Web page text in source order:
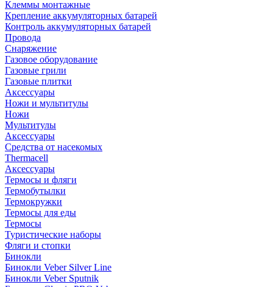
Клеммы монтажные
Крепление аккумуляторных батарей
Контроль аккумуляторных батарей
Провода
Снаряжение
Газовое оборудование
Газовые грили
Газовые плитки
Аксессуары
Ножи и мультитулы
Ножи
Мультитулы
Аксессуары
Средства от насекомых
Thermacell
Аксессуары
Термосы и фляги
Термобутылки
Термокружки
Термосы для еды
Термосы
Туристические наборы
Фляги и стопки
Бинокли
Бинокли Veber Silver Line
Бинокли Veber Sputnik